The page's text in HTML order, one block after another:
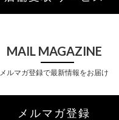
MAIL MAGAZINE
メルマガ登録で最新情報をお届け
メルマガ登録